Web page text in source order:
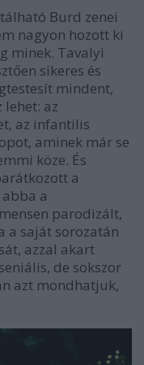
Burd zenei
nagyon hozott ki
minek. Tavalyi
sikeres és
mindent,
az
az infantilis
aminek már se
köze. És
a
a
parodizált,
a saját sorozatán
azzal akart
de sokszor
azt mondhatjuk,